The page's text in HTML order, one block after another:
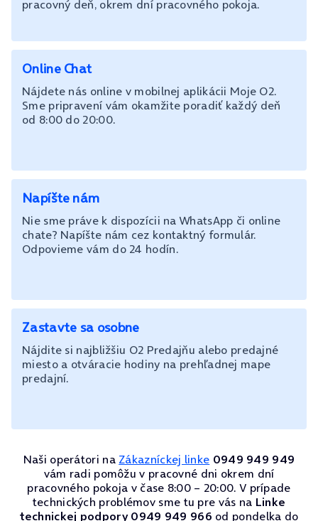
pracovný deň, okrem dní pracovného pokoja.
Online Chat
Nájdete nás online v mobilnej aplikácii Moje O2.
Sme pripravení vám okamžite poradiť každý deň
od 8:00 do 20:00.
Napíšte nám
Nie sme práve k dispozícii na WhatsApp či online
chate? Napíšte nám cez kontaktný formulár.
Odpovieme vám do 24 hodín.
Zastavte sa osobne
Nájdite si najbližšiu O2 Predajňu alebo predajné
miesto a otváracie hodiny na prehľadnej mape
predajní.
Naši operátori na Zákazníckej linke 0949 949 949
vám radi pomôžu v pracovné dni okrem dní
pracovného pokoja v čase 8:00 – 20:00. V prípade
technických problémov sme tu pre vás na Linke
technickej podpory 0949 949 966 od pondelka do